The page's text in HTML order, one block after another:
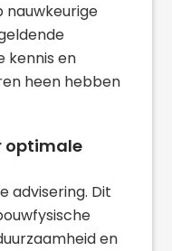
nauwkeurige
kennis en
heen hebben
optimale
advisering. Dit
en